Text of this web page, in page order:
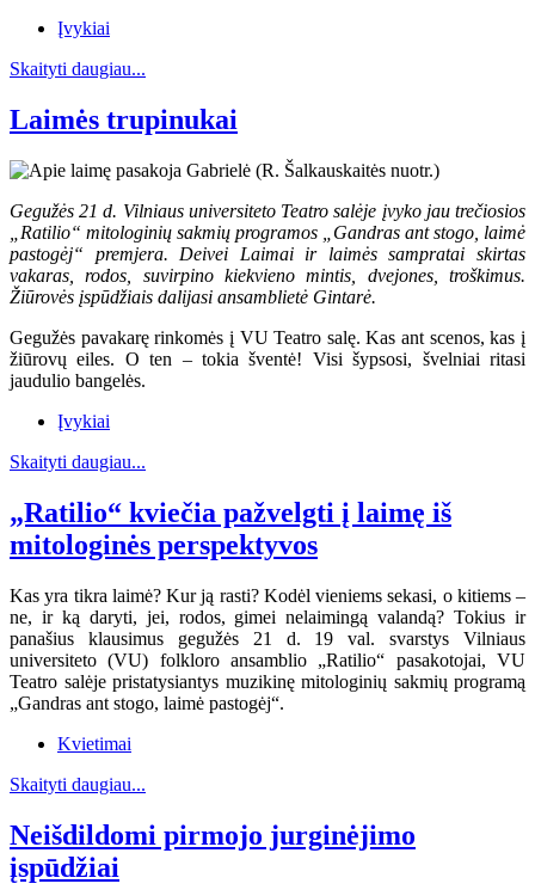
Įvykiai
Skaityti daugiau...
Laimės trupinukai
Gegužės 21 d. Vilniaus universiteto Teatro salėje įvyko jau trečiosios
„Ratilio“ mitologinių sakmių programos „Gandras ant stogo, laimė
pastogėj“ premjera. Deivei Laimai ir laimės sampratai skirtas
vakaras, rodos, suvirpino kiekvieno mintis, dvejones, troškimus.
Žiūrovės įspūdžiais dalijasi ansamblietė Gintarė.
Gegužės pavakarę rinkomės į VU Teatro salę. Kas ant scenos, kas į
žiūrovų eiles. O ten – tokia šventė! Visi šypsosi, švelniai ritasi
jaudulio bangelės.
Įvykiai
Skaityti daugiau...
„Ratilio“ kviečia pažvelgti į laimę iš
mitologinės perspektyvos
Kas yra tikra laimė? Kur ją rasti? Kodėl vieniems sekasi, o kitiems –
ne, ir ką daryti, jei, rodos, gimei nelaimingą valandą? Tokius ir
panašius klausimus gegužės 21 d. 19 val. svarstys Vilniaus
universiteto (VU) folkloro ansamblio „Ratilio“ pasakotojai, VU
Teatro salėje pristatysiantys muzikinę mitologinių sakmių programą
„Gandras ant stogo, laimė pastogėj“.
Kvietimai
Skaityti daugiau...
Neišdildomi pirmojo jurginėjimo
įspūdžiai